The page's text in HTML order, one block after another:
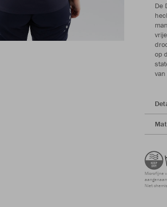
De
op
Microfijne
Niet